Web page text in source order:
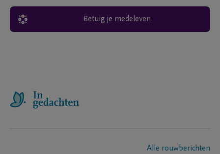
Betuig je medeleven
Alle rouwberichten